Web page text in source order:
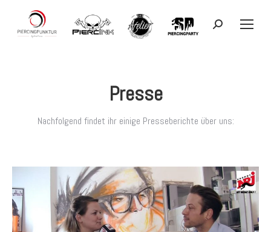
Search:
Presse
Nachfolgend findet ihr einige Presseberichte über uns: